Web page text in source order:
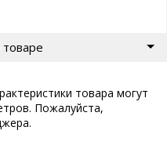
товара могут
Пожалуйста,